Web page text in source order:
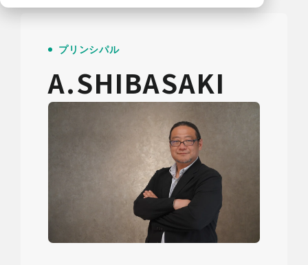
プリンシパル
A.SHIBASAKI